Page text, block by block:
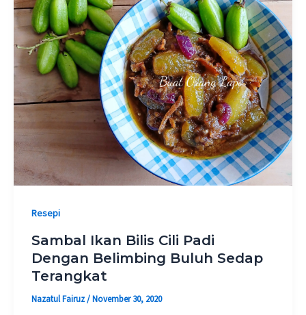
Resepi
Sambal Ikan Bilis Cili Padi
Dengan Belimbing Buluh Sedap
Terangkat
Nazatul Fairuz/November 30, 2020